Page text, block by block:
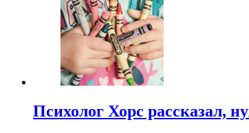
Психолог Хорс рассказал,